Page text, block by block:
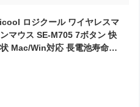
ロジクール ワイヤレスマ
マウス SE-M705 7ボタン 快
Mac/Win対応 長電池寿命